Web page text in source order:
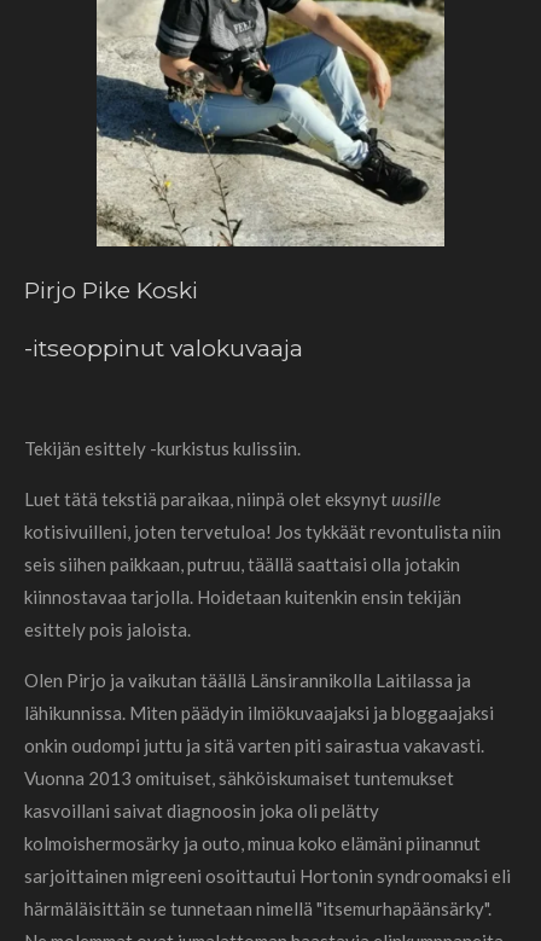
Pirjo Pike Koski
-itseoppinut valokuvaaja
Tekijän esittely -kurkistus kulissiin.
Luet tätä tekstiä paraikaa, niinpä olet eksynytuusille
kotisivuilleni, joten tervetuloa! Jos tykkäät revontulista niin
seis siihen paikkaan, putruu, täällä saattaisi olla jotakin
kiinnostavaa tarjolla. Hoidetaan kuitenkin ensin tekijän
esittely pois jaloista.
Olen Pirjo ja vaikutan täällä Länsirannikolla Laitilassa ja
lähikunnissa. Miten päädyin ilmiökuvaajaksi ja bloggaajaksi
onkin oudompi juttu ja sitä varten piti sairastua vakavasti.
Vuonna 2013 omituiset, sähköiskumaiset tuntemukset
kasvoillani saivat diagnoosin joka oli pelätty
kolmoishermosärky ja outo, minua koko elämäni piinannut
sarjoittainen migreeni osoittautui Hortonin syndroomaksi eli
härmäläisittäin se tunnetaan nimellä "itsemurhapäänsärky".